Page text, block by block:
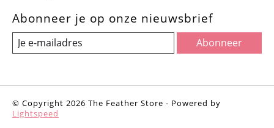
Abonneer je op onze nieuwsbrief
Abonneer
© Copyright 2026 The Feather Store - Powered by
Lightspeed